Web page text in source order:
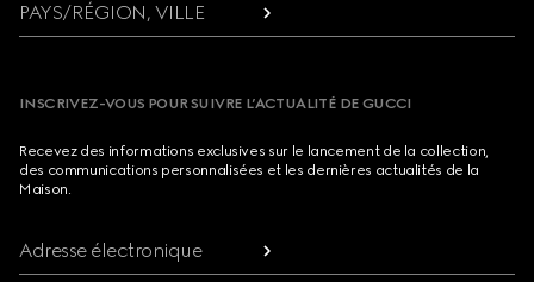
PAYS/RÉGION, VILLE
INSCRIVEZ-VOUS POUR SUIVRE L’ACTUALITÉ DE GUCCI
Recevez des informations exclusives sur le lancement de la collection,
des communications personnalisées et les dernières actualités de la
Maison.
Adresse électronique